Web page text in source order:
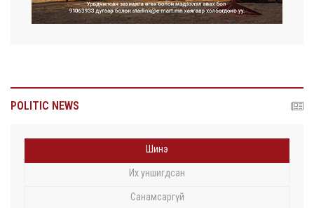
POLITIC NEWS
Шинэ
Их уншигдсан
Санамсаргүй